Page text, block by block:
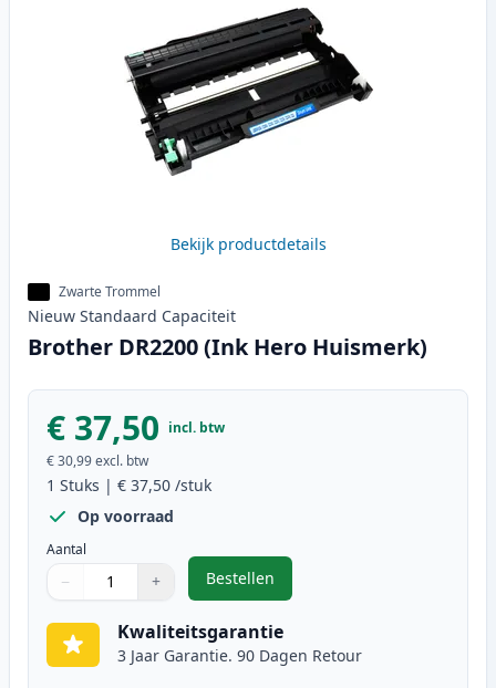
Bekijk productdetails
Zwarte Trommel
Nieuw Standaard Capaciteit
Brother DR2200 (Ink Hero Huismerk)
€ 37,50 incl. btw
€ 30,99excl. btw
1 Stuks | € 37,50 /stuk
Op voorraad
Aantal
Gebruik de knoppen om aan te passen
− +
1
Bestellen
,Brother DR2200 (Ink Hero
Kwaliteitsgarantie
3 Jaar Garantie. 90 Dagen Retour